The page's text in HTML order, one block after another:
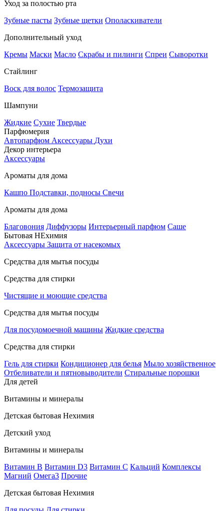
Уход за полостью рта
Зубные пасты Зубные щетки Ополаскиватели
Дополнительный уход
Кремы Маски Масло Скрабы и пилинги Спреи Сыворотки
Стайлинг
Воск для волос Термозащита
Шампуни
Жидкие Сухие Твердые
Парфюмерия
Автопарфюм Аксессуары Духи
Декор интерьера
Аксессуары
Ароматы для дома
Кашпо Подставки, подносы Свечи
Ароматы для дома
Благовония Диффузоры Интерьерный парфюм Саше
Бытовая НЕхимия
Аксессуары Защита от насекомых
Средства для мытья посуды
Средства для стирки
Чистящие и моющие средства
Средства для мытья посуды
Для посудомоечной машины Жидкие средства
Средства для стирки
Гель для стирки Кондиционер для белья Мыло хозяйственное
Отбеливатели и пятновыводители Стиральные порошки
Для детей
Витамины и минералы
Детская бытовая Нехимия
Детский уход
Витамины и минералы
Витамин В Витамин D3 Витамин С Кальций Комплексы
Магний Омега3 Прочие
Детская бытовая Нехимия